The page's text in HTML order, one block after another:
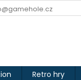
Retro hry